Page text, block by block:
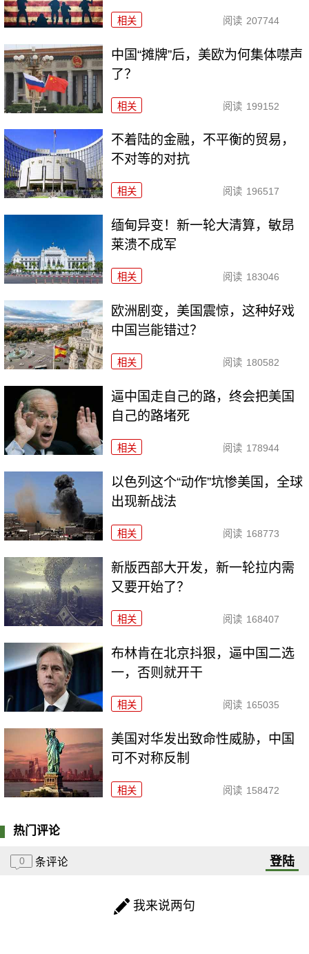
相关 阅读 207744
中国“摊牌”后，美欧为何集体噤声
了？
相关 阅读 199152
不着陆的金融，不平衡的贸易，
不对等的对抗
相关 阅读 196517
缅甸异变！新一轮大清算，敏昂
莱溃不成军
相关 阅读 183046
欧洲剧变，美国震惊，这种好戏
中国岂能错过？
相关 阅读 180582
逼中国走自己的路，终会把美国
自己的路堵死
相关 阅读 178944
以色列这个“动作”坑惨美国，全球
出现新战法
相关 阅读 168773
新版西部大开发，新一轮拉内需
又要开始了？
相关 阅读 168407
布林肯在北京抖狠，逼中国二选
一，否则就开干
相关 阅读 165035
美国对华发出致命性威胁，中国
可不对称反制
相关 阅读 158472
热门评论
0 条评论 登陆
我来说两句